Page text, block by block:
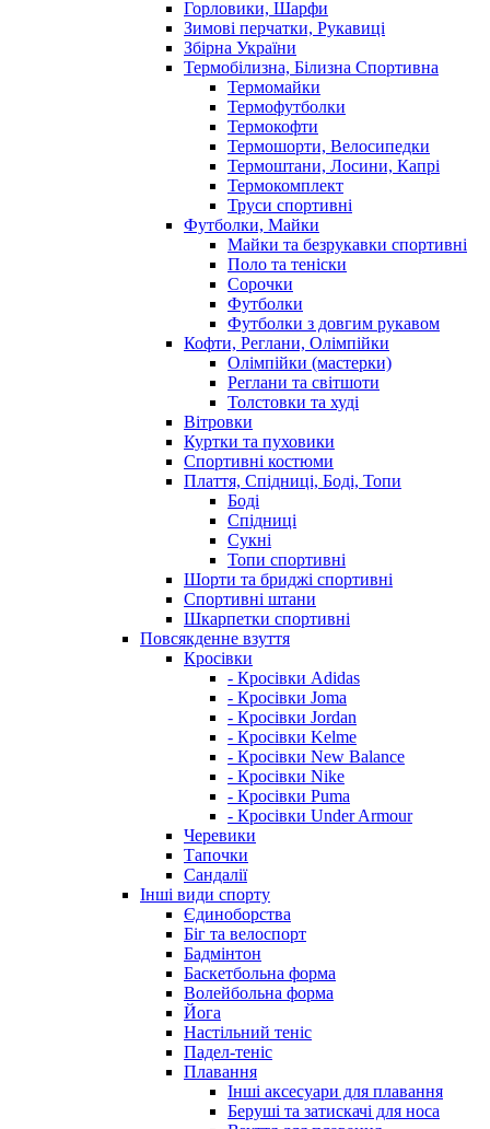
Горловики, Шарфи
Зимові перчатки, Рукавиці
Збірна України
Термобілизна, Білизна Спортивна
Термомайки
Термофутболки
Термокофти
Термошорти, Велосипедки
Термоштани, Лосини, Капрі
Термокомплект
Труси спортивні
Футболки, Майки
Майки та безрукавки спортивні
Поло та теніски
Сорочки
Футболки
Футболки з довгим рукавом
Кофти, Реглани, Олімпійки
Олімпійки (мастерки)
Реглани та світшоти
Толстовки та худі
Вітровки
Куртки та пуховики
Спортивні костюми
Плаття, Спідниці, Боді, Топи
Боді
Спідниці
Сукні
Топи спортивні
Шорти та бриджі спортивні
Спортивні штани
Шкарпетки спортивні
Повсякденне взуття
Кросівки
- Кросівки Adidas
- Кросівки Joma
- Кросівки Jordan
- Кросівки Kelme
- Кросівки New Balance
- Кросівки Nike
- Кросівки Puma
- Кросівки Under Armour
Черевики
Тапочки
Сандалії
Інші види спорту
Єдиноборства
Біг та велоспорт
Бадмінтон
Баскетбольна форма
Волейбольна форма
Йога
Настільний теніс
Падел-теніс
Плавання
Інші аксесуари для плавання
Беруші та затискачі для носа